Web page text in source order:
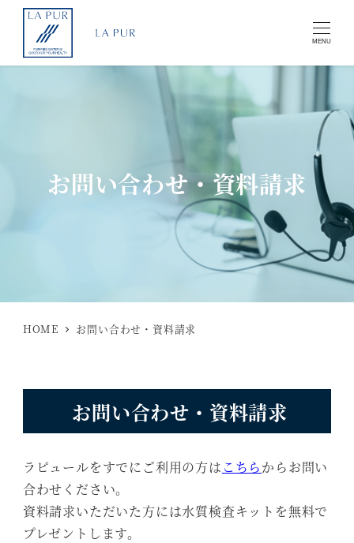
MENU
お問い合わせ・資料請求
HOME お問い合わせ・資料請求
お問い合わせ・資料請求
ラピュールをすでにご利用の方は こちらからお問い
合わせください。
資料請求いただいた方には水質検査キットを無料で
プレゼントします。